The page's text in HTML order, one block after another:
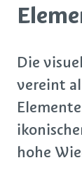
Die
vereint
hohe